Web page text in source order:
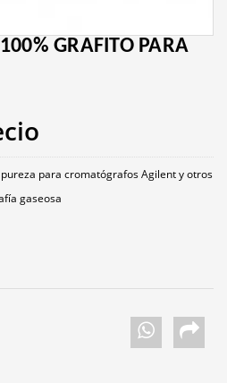
GRAFITO PARA
para cromatógrafos Agilent y otros
gaseosa